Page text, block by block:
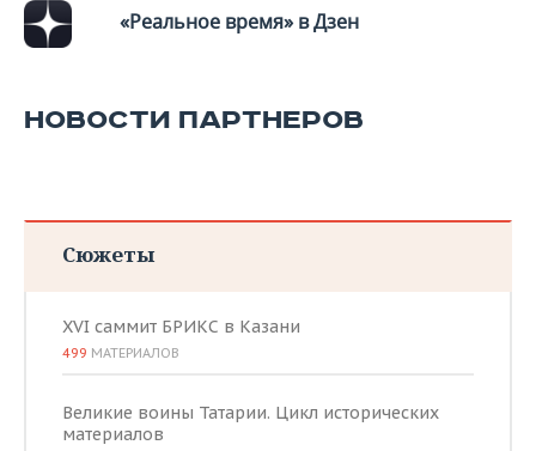
«Реальное время» в Дзен
НОВОСТИ ПАРТНЕРОВ
Сюжеты
XVI саммит БРИКС в Казани
499 МАТЕРИАЛОВ
Великие воины Татарии. Цикл исторических
материалов